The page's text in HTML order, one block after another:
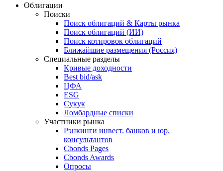
Облигации
Поиски
Поиск облигаций & Карты рынка
Поиск облигаций (ИИ)
Поиск котировок облигаций
Ближайшие размещения (Россия)
Специальные разделы
Кривые доходности
Best bid/ask
ЦФА
ESG
Сукук
Ломбардные списки
Участники рынка
Рэнкинги инвест. банков и юр.
консультантов
Cbonds Pages
Cbonds Awards
Опросы